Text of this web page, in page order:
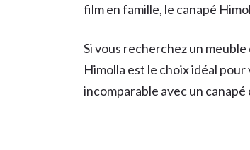
film en famille, le canapé
Si vous recherchez un
Himolla est le choix idéal
incomparable avec un